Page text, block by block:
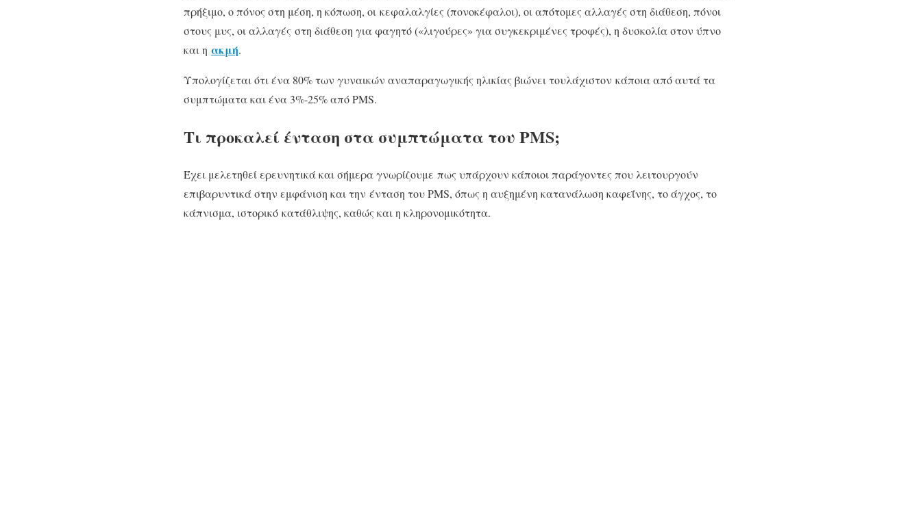
πρήξιμο, ο πόνος στη μέση, η κόπωση, οι κεφαλαλγίες (πονοκέφαλοι), οι απότομες αλλαγές στη διάθεση, πόνοι
στους μυς, οι αλλαγές στη διάθεση για φαγητό («λιγούρες» για συγκεκριμένες τροφές), η δυσκολία στον ύπνο
και η ακμή.
Υπολογίζεται ότι ένα 80% των γυναικών αναπαραγωγικής ηλικίας βιώνει τουλάχιστον κάποια από αυτά τα
συμπτώματα και ένα 3%-25% από PMS.
Τι προκαλεί ένταση στα συμπτώματα του PMS;
Έχει μελετηθεί ερευνητικά και σήμερα γνωρίζουμε πως υπάρχουν κάποιοι παράγοντες που λειτουργούν
επιβαρυντικά στην εμφάνιση και την ένταση του PMS, όπως η αυξημένη κατανάλωση καφεΐνης, το άγχος, το
κάπνισμα, ιστορικό κατάθλιψης, καθώς και η κληρονομικότητα.